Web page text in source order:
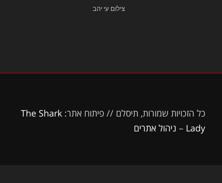
צילום עי יהב
כל הזכויות שמורות, תיסלם // פיתוח אתר: The Shark
Lady
– ניהול אתרים